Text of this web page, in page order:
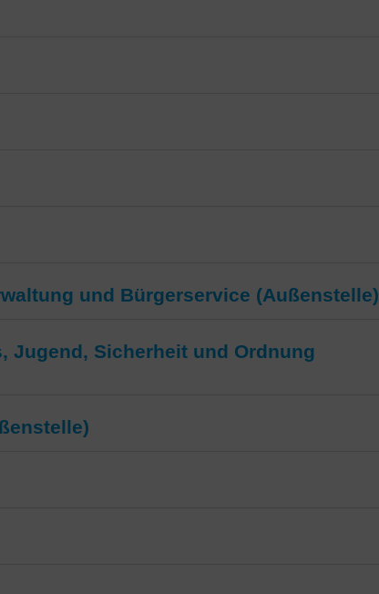
und Bürgerservice (Außenstelle)
Jugend, Sicherheit und Ordnung